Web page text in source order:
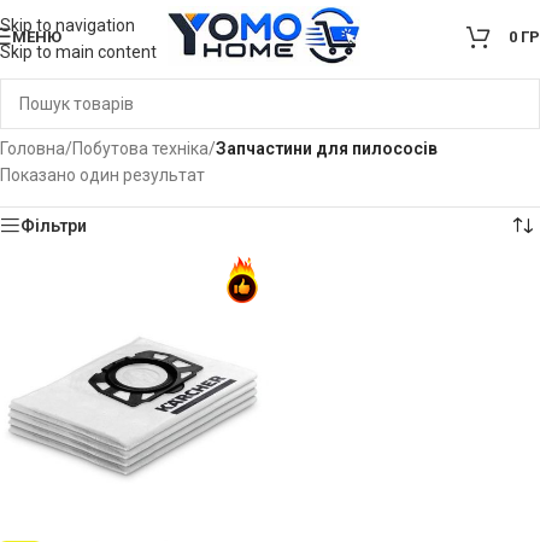
Skip to navigation
Skip to main content
МЕНЮ 0
Головна/Побутова техніка/Запчастини для пилососів
Показано один результат
Фільтри